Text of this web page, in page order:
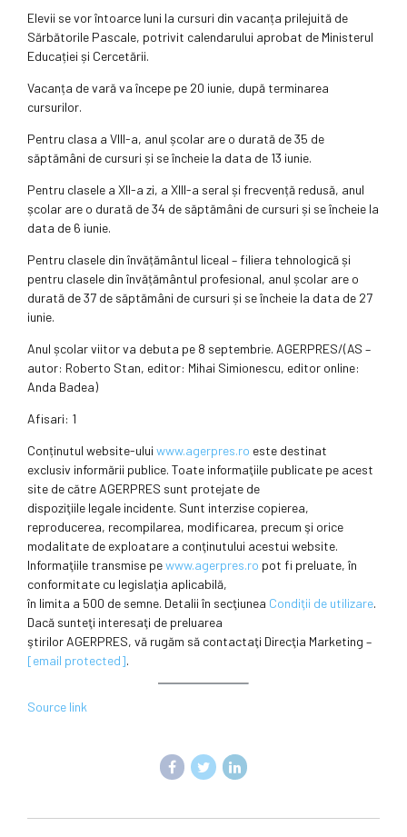
Elevii se vor întoarce luni la cursuri din vacanța prilejuită de
Sărbătorile Pascale, potrivit calendarului aprobat de Ministerul
Educației și Cercetării.
Vacanța de vară va începe pe 20 iunie, după terminarea
cursurilor.
Pentru clasa a VIII-a, anul școlar are o durată de 35 de
săptămâni de cursuri și se încheie la data de 13 iunie.
Pentru clasele a XII-a zi, a XIII-a seral și frecvență redusă, anul
școlar are o durată de 34 de săptămâni de cursuri și se încheie la
data de 6 iunie.
Pentru clasele din învățământul liceal – filiera tehnologică și
pentru clasele din învățământul profesional, anul școlar are o
durată de 37 de săptămâni de cursuri și se încheie la data de 27
iunie.
Anul școlar viitor va debuta pe 8 septembrie. AGERPRES/(AS –
autor: Roberto Stan, editor: Mihai Simionescu, editor online:
Anda Badea)
Afisari: 1
Conținutul website-ului www.agerpres.ro este destinat
exclusiv informării publice. Toate informaţiile publicate pe acest
site de către AGERPRES sunt protejate de
dispoziţiile legale incidente. Sunt interzise copierea,
reproducerea, recompilarea, modificarea, precum şi orice
modalitate de exploatare a conţinutului acestui website.
Informaţiile transmise pewww.agerpres.ro pot fi preluate, în
conformitate cu legislaţia aplicabilă,
în limita a 500 de semne. Detalii în secţiunea Condiţii de utilizare.
Dacă sunteţi interesaţi de preluarea
ştirilor AGERPRES, vă rugăm să contactaţi Direcţia Marketing –
[email protected].
Source link